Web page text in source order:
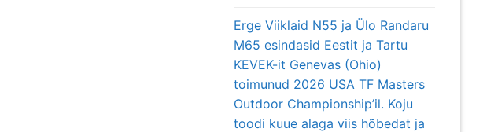
Erge Viiklaid N55 ja Ülo Randaru
M65 esindasid Eestit ja Tartu
KEVEK-it Genevas (Ohio)
toimunud 2026 USA TF Masters
Outdoor Championship’il. Koju
toodi kuue alaga viis hõbedat ja